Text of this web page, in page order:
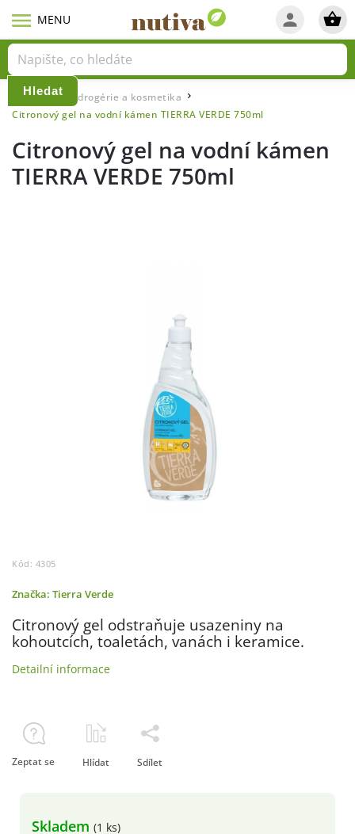
Hledat
Domů / Eko drogérie a kosmetika /
Citronový gel na vodní kámen TIERRA VERDE 750ml
Citronový gel na vodní kámen
TIERRA VERDE 750ml
Kód: 4305
Značka: Tierra Verde
Skladem (1 ks)
Citronový gel odstraňuje usazeniny na
kohoutcích, toaletách, vanách i keramice.
Detailní informace
Zeptat se Hlídat Sdílet